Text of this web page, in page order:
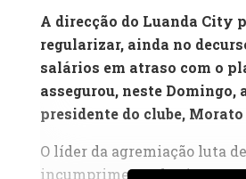
A direcção do Luanda City
regularizar, ainda no
salários em atraso com o
assegurou, neste Domingo,
presidente do clube,
O líder da agremiação luta
incumprimento de cinco